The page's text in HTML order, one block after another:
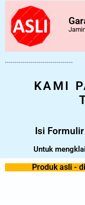
..................................
KAMI
Isi
Untuk
Produk asli -